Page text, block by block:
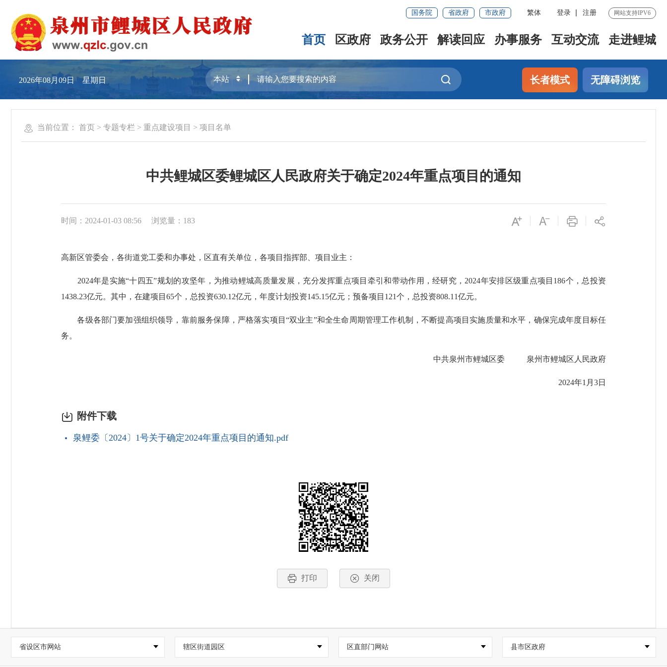
国务院 省政府 市政府 繁体 登录 注册 网站支持IPV6
首页 区政府 政务公开 解读回应 办事服务 互动交流 走进鲤城
2026年08月09日 星期日 长者模式 无障碍浏览
当前位置： 首页 > 专题专栏 > 重点建设项目 > 项目名单
中共鲤城区委鲤城区人民政府关于确定2024年重点项目的通知
时间：2024-01-03 08:56 浏览量： 183
高新区管委会，各街道党工委和办事处，区直有关单位，各项目指挥部、项目业主：
2024年是实施“十四五”规划的攻坚年，为推动鲤城高质量发展，充分发挥重点项目牵引和带动作用，经研究，2024年安排区级重点项目186个，总投资
1438.23亿元。其中，在建项目65个，总投资630.12亿元，年度计划投资145.15亿元；预备项目121个，总投资808.11亿元。
各级各部门要加强组织领导，靠前服务保障，严格落实项目“双业主”和全生命周期管理工作机制，不断提高项目实施质量和水平，确保完成年度目标任
务。
中共泉州市鲤城区委 泉州市鲤城区人民政府
2024年1月3日
附件下载
泉鲤委〔2024〕1号关于确定2024年重点项目的通知.pdf
打印 关闭
省设区市网站 辖区街道园区 区直部门网站 县市区政府